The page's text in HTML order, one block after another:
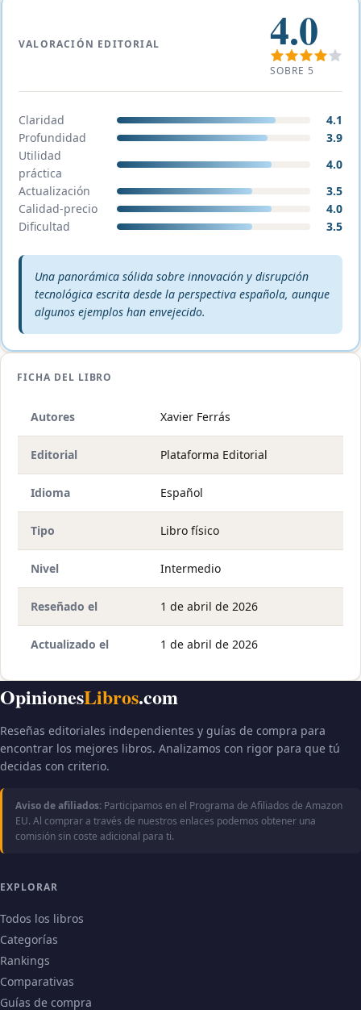
VALORACIÓN EDITORIAL 4.0
SOBRE 5
Claridad
4.1
Profundidad
3.9
Utilidad
práctica
4.0
Actualización
3.5
Calidad-precio
4.0
Dificultad
3.5
Veredicto editorial:
Una panorámica sólida sobre innovación y disrupción
tecnológica escrita desde la perspectiva española, aunque
algunos ejemplos han envejecido.
FICHA DEL LIBRO
Autores Xavier Ferrás
Editorial Plataforma Editorial
Idioma Español
Tipo Libro físico
Nivel Intermedio
Reseñado el 1 de abril de 2026
Actualizado el 1 de abril de 2026
OpinionesLibros.com
Reseñas editoriales independientes y guías de compra para
encontrar los mejores libros. Analizamos con rigor para que tú
decidas con criterio.
Aviso de afiliados: Participamos en el Programa de Afiliados de Amazon
EU. Al comprar a través de nuestros enlaces podemos obtener una
comisión sin coste adicional para ti.
EXPLORAR
Todos los libros
Categorías
Rankings
Comparativas
Guías de compra